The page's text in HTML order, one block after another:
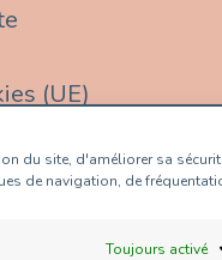
du site, d'améliorer sa
de navigation, de
Toujours activé
(UE)